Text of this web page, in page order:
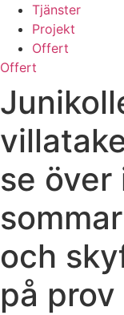
Tjänster
Projekt
Offert
Offert
se över
och
på prov